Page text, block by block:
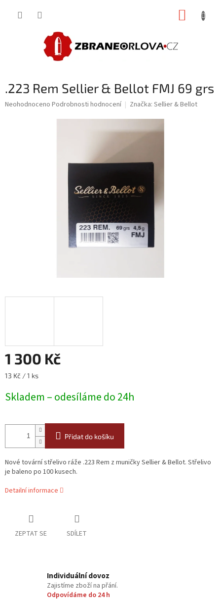
.223 Rem Sellier & Bellot FMJ 69 grs
Průměrné
Neohodnoceno Podrobnosti hodnocení Značka: Sellier & Bellot
1 300 Kč
Měrná
13 Kč / 1 ks
Skladem – odesíláme do 24h
Přidat do košíku
Nové tovární střelivo ráže .223 Rem z muničky Sellier & Bellot. Střelivo
je baleno po 100 kusech.
Detailní informace
ZEPTAT SE SDÍLET
Individuální dovoz
Zajistíme zboží na přání.
Odpovídáme do 24 h